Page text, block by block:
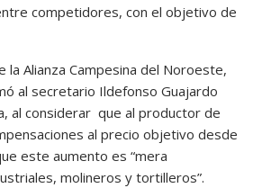
competidores, con el objetivo de
la Alianza Campesina del Noroeste,
al secretario Ildefonso Guajardo
al considerar que al productor de
al precio objetivo desde
este aumento es “mera
molineros y tortilleros”.